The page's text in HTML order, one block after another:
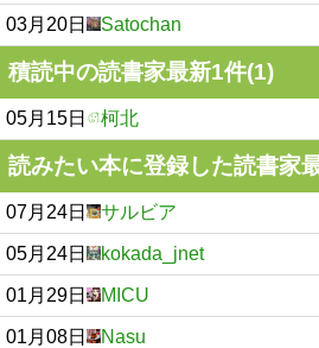
03月20日 Satochan
積読中の読書家最新1件(1)
05月15日 柯北
読みたい本に登録した読書家
07月24日 サルビア
05月24日 kokada_jnet
01月29日 MICU
01月08日 Nasu